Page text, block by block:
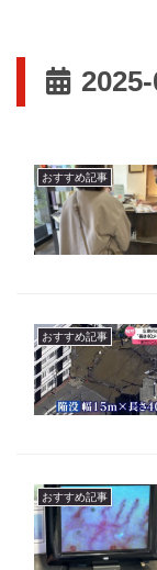
おすすめ記事
おすすめ記事
おすすめ記事